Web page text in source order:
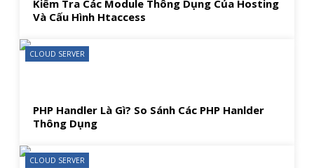
Kiểm Tra Các Module Thông Dụng Của Hosting
Và Cấu Hình Htaccess
CLOUD SERVER
PHP Handler Là Gì? So Sánh Các PHP Hanlder
Thông Dụng
CLOUD SERVER